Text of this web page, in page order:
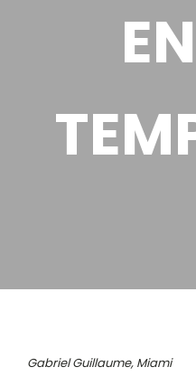
Gabriel Guillaume, Miami